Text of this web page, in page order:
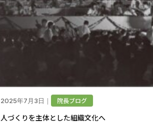
2025年7月3日 ｜ 院長ブログ
人づくりを主体とした組織文化へ